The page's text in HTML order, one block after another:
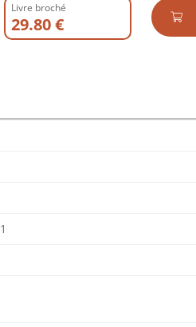
Livre broché
29.80 €